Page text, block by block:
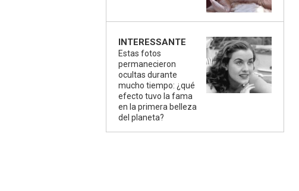
INTERESSANTE
Estas fotos
permanecieron
ocultas durante
mucho tiempo: ¿qué
efecto tuvo la fama
en la primera belleza
del planeta?